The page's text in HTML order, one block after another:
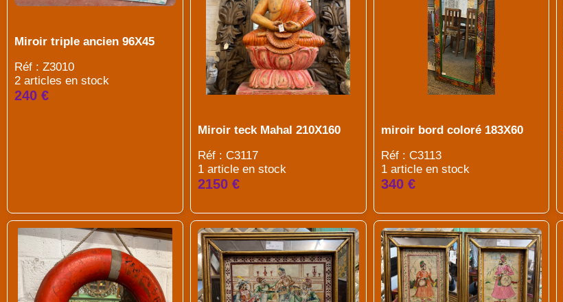
Miroir triple ancien 96X45
Réf : Z3010
2 articles en stock
240 €
Miroir teck Mahal 210X160
Réf : C3117
1 article en stock
2150 €
miroir bord coloré 183X60
Réf : C3113
1 article en stock
340 €